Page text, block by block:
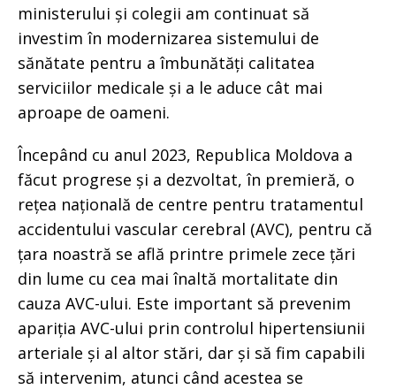
ministerului și colegii am continuat să
investim în modernizarea sistemului de
sănătate pentru a îmbunătăți calitatea
serviciilor medicale și a le aduce cât mai
aproape de oameni.
Începând cu anul 2023, Republica Moldova a
făcut progrese și a dezvoltat, în premieră, o
rețea națională de centre pentru tratamentul
accidentului vascular cerebral (AVC), pentru că
țara noastră se află printre primele zece țări
din lume cu cea mai înaltă mortalitate din
cauza AVC-ului. Este important să prevenim
apariția AVC-ului prin controlul hipertensiunii
arteriale și al altor stări, dar și să fim capabili
să intervenim, atunci când acestea se